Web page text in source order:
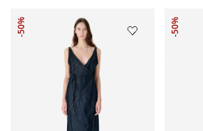
-50% -50%